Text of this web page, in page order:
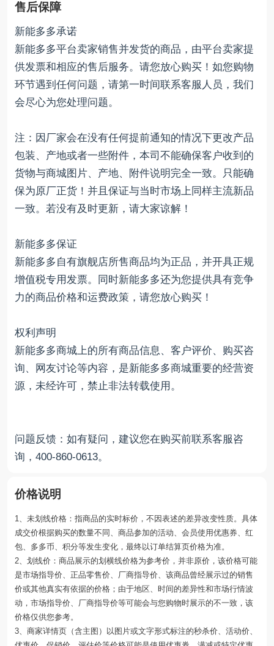
售后保障
新能多多承诺
新能多多平台卖家销售并发货的商品，由平台卖家提
供发票和相应的售后服务。请您放心购买！如您购物
环节遇到任何问题，请第一时间联系客服人员，我们
会尽心为您处理问题。
注：因厂家会在没有任何提前通知的情况下更改产品
包装、产地或者一些附件，本司不能确保客户收到的
货物与商城图片、产地、附件说明完全一致。只能确
保为原厂正货！并且保证与当时市场上同样主流新品
一致。若没有及时更新，请大家谅解！
新能多多保证
新能多多自有旗舰店所售商品均为正品，并开具正规
增值税专用发票。同时新能多多还为您提供具有竞争
力的商品价格和运费政策，请您放心购买！
权利声明
新能多多商城上的所有商品信息、客户评价、购买咨
询、网友讨论等内容，是新能多多商城重要的经营资
源，未经许可，禁止非法转载使用。
问题反馈：如有疑问，建议您在购买前联系客服咨
询，400-860-0613。
价格说明
1、未划线价格：指商品的实时标价，不因表述的差异改变性质。具体
成交价根据购买的数量不同、商品参加的活动、会员使用优惠券、红
包、多多币、积分等发生变化，最终以订单结算页价格为准。
2、划线价：商品展示的划横线价格为参考价，并非原价，该价格可能
是市场指导价、正品零售价、厂商指导价、该商品曾经展示过的销售
价或其他真实有依据的价格；由于地区、时间的差异性和市场行情波
动，市场指导价、厂商指导价等可能会与您购物时展示的不一致，该
价格仅供您参考。
3、商家详情页（含主图）以图片或文字形式标注的秒杀价、活动价、